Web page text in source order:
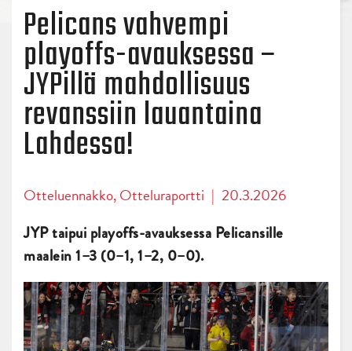
Pelicans vahvempi
playoffs-avauksessa –
JYPillä mahdollisuus
revanssiin lauantaina
Lahdessa!
Otteluennakko,Otteluraportti | 20.3.2026
JYP taipui playoffs-avauksessa Pelicansille
maalein 1–3 (0–1, 1–2, 0–0).